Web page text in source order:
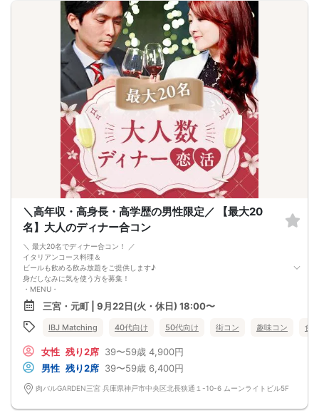
お気に入りの普段着でご参加ください。
【 参加定員数 】
🔳最小開催人数：2対2
🔳中止判断タイミング：開催1時間前
＼高年収・高身長・高学歴の男性限定／ 【最大20
名】大人のディナー合コン
＼ 最大20名でディナー合コン！ ／
イタリアンコース料理＆
ビールも飲める飲み放題をご提供します♪
身だしなみに気を使う方を募集！
・MENU・
・枝新鮮野菜の彩りグリーンサラダ
・北海道産じゃがいもフライドポテト
・GARDEN特製 日替わりピザetc
※予告なく変更になる場合がございます
お過ごしください。
三宮・元町 | 9月22日(火・休日) 18:00〜
IBJ Matching 40代向け 50代向け 街コン 趣味コン 食
女性 残り2席 39〜59歳 4,900円
男性 残り2席 39〜59歳 6,400円
肉バルGARDEN三宮 兵庫県神戸市中央区北長狭通１-10-6 ムーンライトビル5F